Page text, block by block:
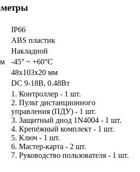
IP66
ABS пластик
Накладной
-45° ~ +60°С
48x103x20 мм
DC 9-18В, 0.48Вт
1. Контроллер - 1 шт.
2. Пульт дистанционного
управления (ПДУ) - 1 шт.
3. Защитный диод 1N4004 - 1 шт.
4. Крепёжный комплект - 1 шт.
5. Ключ - 1 шт.
6. Мастер-карта - 2 шт.
7. Руководство пользователя - 1 шт.